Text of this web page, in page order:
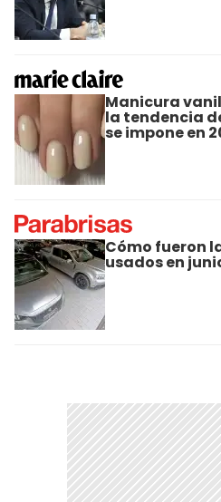
Manicura
la tendencia
se impone en
Cómo fueron
usados en